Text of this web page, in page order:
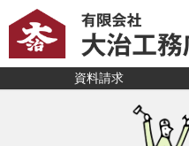
有限会社大治工
資料請求